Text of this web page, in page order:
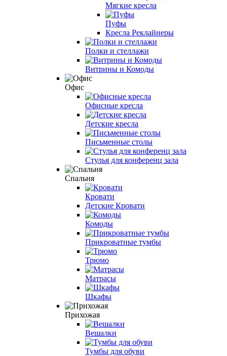
Мягкие кресла
Пуфы
Кресла Реклайнеры
Полки и стеллажи
Витрины и Комоды
Офис
Офисные кресла
Детские кресла
Письменные столы
Стулья для конференц зала
Спальня
Кровати
Детские Кровати
Комоды
Прикроватные тумбы
Трюмо
Матрасы
Шкафы
Прихожая
Вешалки
Тумбы для обуви